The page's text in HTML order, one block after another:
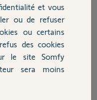
Smoove
de l'ouvrir. Le volet
Certaines fois ça
volet avec la
et vous
ou de refuser
ou certains
des cookies
le site Somfy
sera moins